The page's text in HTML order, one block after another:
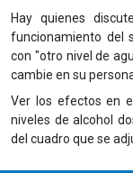
Hay quienes
funcionamiento del
con "otro nivel de
cambie en su
Ver los efectos en
niveles de alcohol
del cuadro que se